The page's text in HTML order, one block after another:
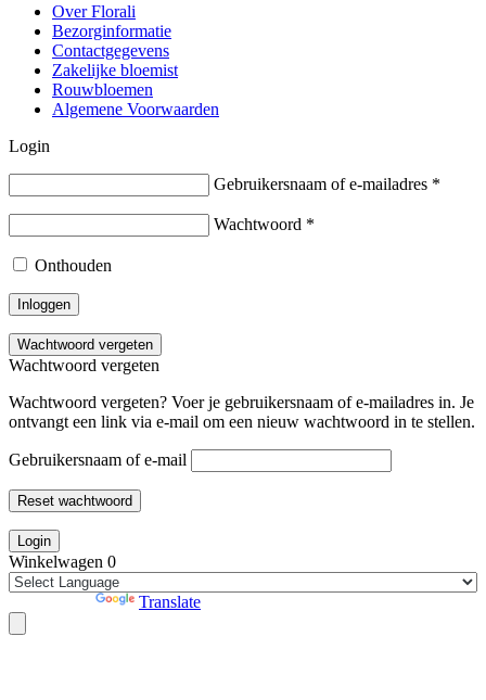
Over Florali
Bezorginformatie
Contactgegevens
Zakelijke bloemist
Rouwbloemen
Algemene Voorwaarden
Login
Gebruikersnaam of e-mailadres *
Wachtwoord *
Onthouden
Inloggen
Wachtwoord vergeten
Wachtwoord vergeten
Wachtwoord vergeten? Voer je gebruikersnaam of e-mailadres in. Je
ontvangt een link via e-mail om een nieuw wachtwoord in te stellen.
Gebruikersnaam of e-mail
Reset wachtwoord
Login
Winkelwagen 0
Translate